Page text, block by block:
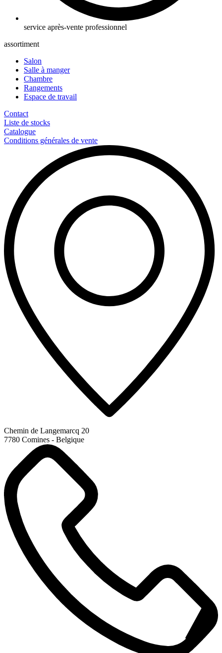
service après-vente professionnel
assortiment
Salon
Salle à manger
Chambre
Rangements
Espace de travail
Contact
Liste de stocks
Catalogue
Conditions générales de vente
Chemin de Langemarcq 20
7780 Comines - Belgique